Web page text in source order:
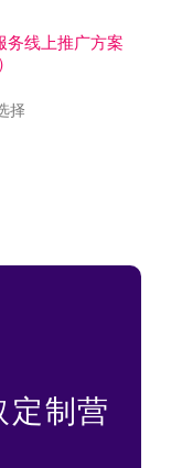
务线上推广方案
择
定制营